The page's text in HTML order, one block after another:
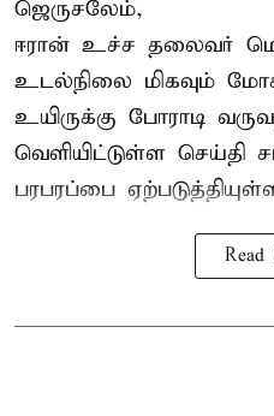
ஜெருசலேம்,
ஈரான் உச்ச தலைவர்
உடல்நிலை மிகவும்
உயிருக்கு போராடி
வெளியிட்டுள்ள செய்தி
பரபரப்பை
Read